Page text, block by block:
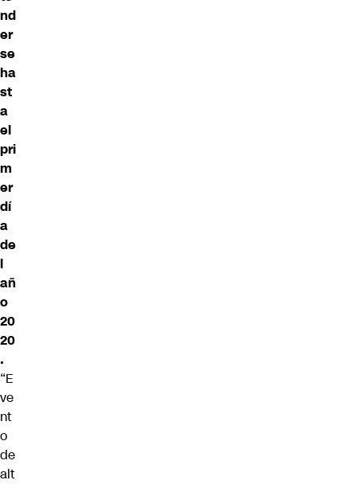
nd
er
se
ha
st
a
el
pri
m
er
dí
a
de
l
añ
o
20
20
.
“E
ve
nt
o
de
alt